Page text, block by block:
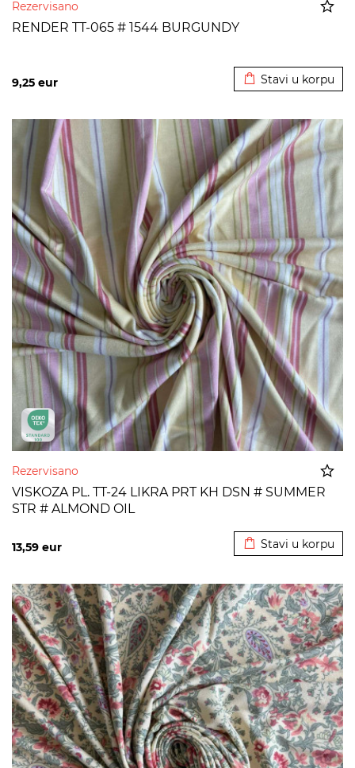
Rezervisano
RENDER TT-065 # 1544 BURGUNDY
9,25 eur Stavi u korpu
Rezervisano
VISKOZA PL. TT-24 LIKRA PRT KH DSN # SUMMER
STR # ALMOND OIL
13,59 eur Stavi u korpu